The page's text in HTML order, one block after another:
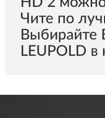
Чите по
Выбирайте
LEUPOLD в